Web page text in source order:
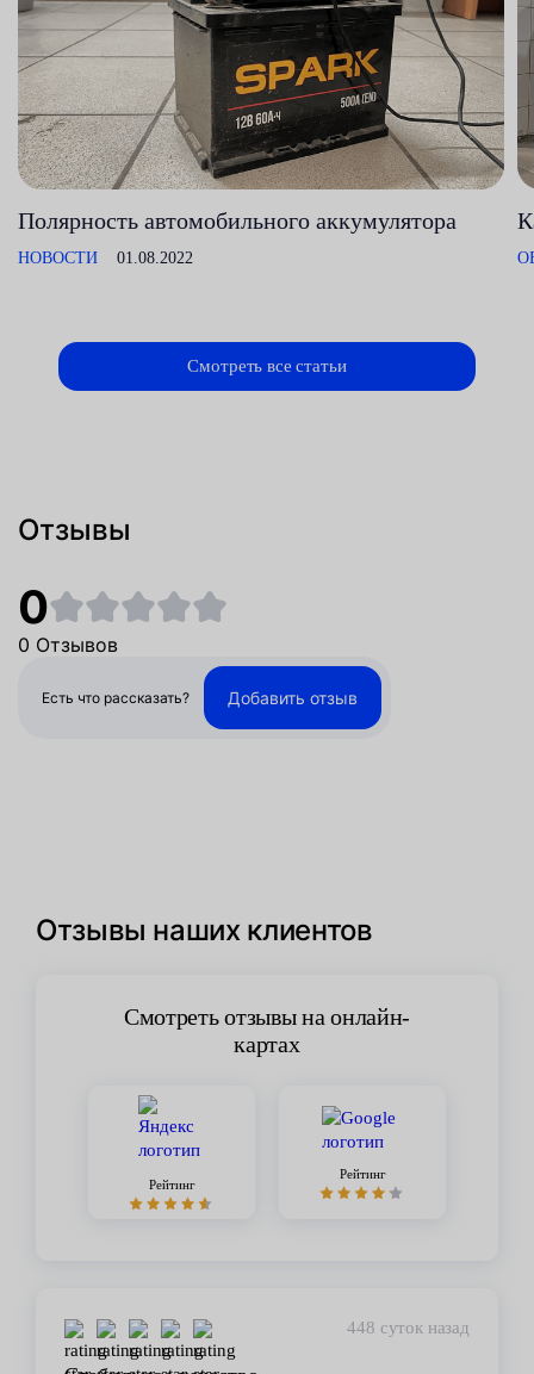
Полярность автомобильного аккумулятора
НОВОСТИ 01.08.2022
Смотреть все статьи
Отзывы
0
0 Отзывов
Есть что рассказать? Добавить отзыв
Отзывы наших клиентов
Смотреть отзывы на онлайн-
картах
Рейтинг
Рейтинг
448 суток назад